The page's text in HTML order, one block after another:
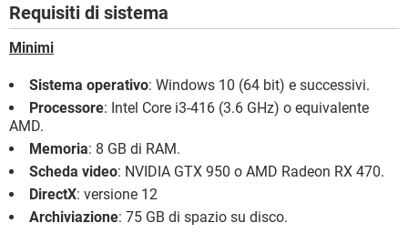
Requisiti di sistema
Minimi
Sistema operativo: Windows 10 (64 bit) e successivi.
Processore: Intel Core i3-416 (3.6 GHz) o equivalente
AMD.
Memoria: 8 GB di RAM.
Scheda video: NVIDIA GTX 950 o AMD Radeon RX 470.
DirectX: versione 12
Archiviazione: 75 GB di spazio su disco.